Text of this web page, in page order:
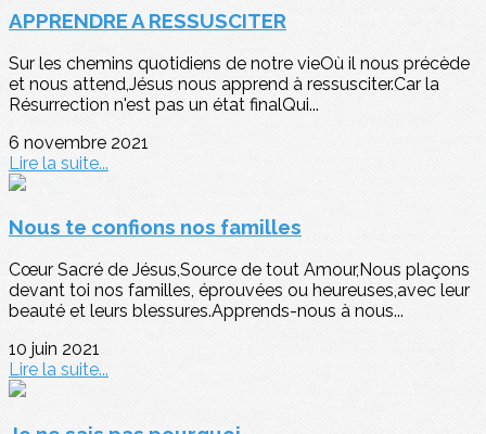
APPRENDRE A RESSUSCITER
Sur les chemins quotidiens de notre vieOù il nous précède
et nous attend,Jésus nous apprend à ressusciter.Car la
Résurrection n'est pas un état finalQui...
6 novembre 2021
Lire la suite...
Nous te confions nos familles
Cœur Sacré de Jésus,Source de tout Amour,Nous plaçons
devant toi nos familles, éprouvées ou heureuses,avec leur
beauté et leurs blessures.Apprends-nous à nous...
10 juin 2021
Lire la suite...